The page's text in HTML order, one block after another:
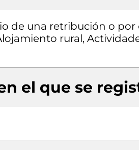
de una retribución o por
rural,
el que se